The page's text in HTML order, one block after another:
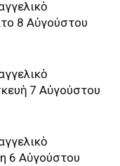
8 Αὐγούστου
7 Αὐγούστου
6 Αὐγούστου